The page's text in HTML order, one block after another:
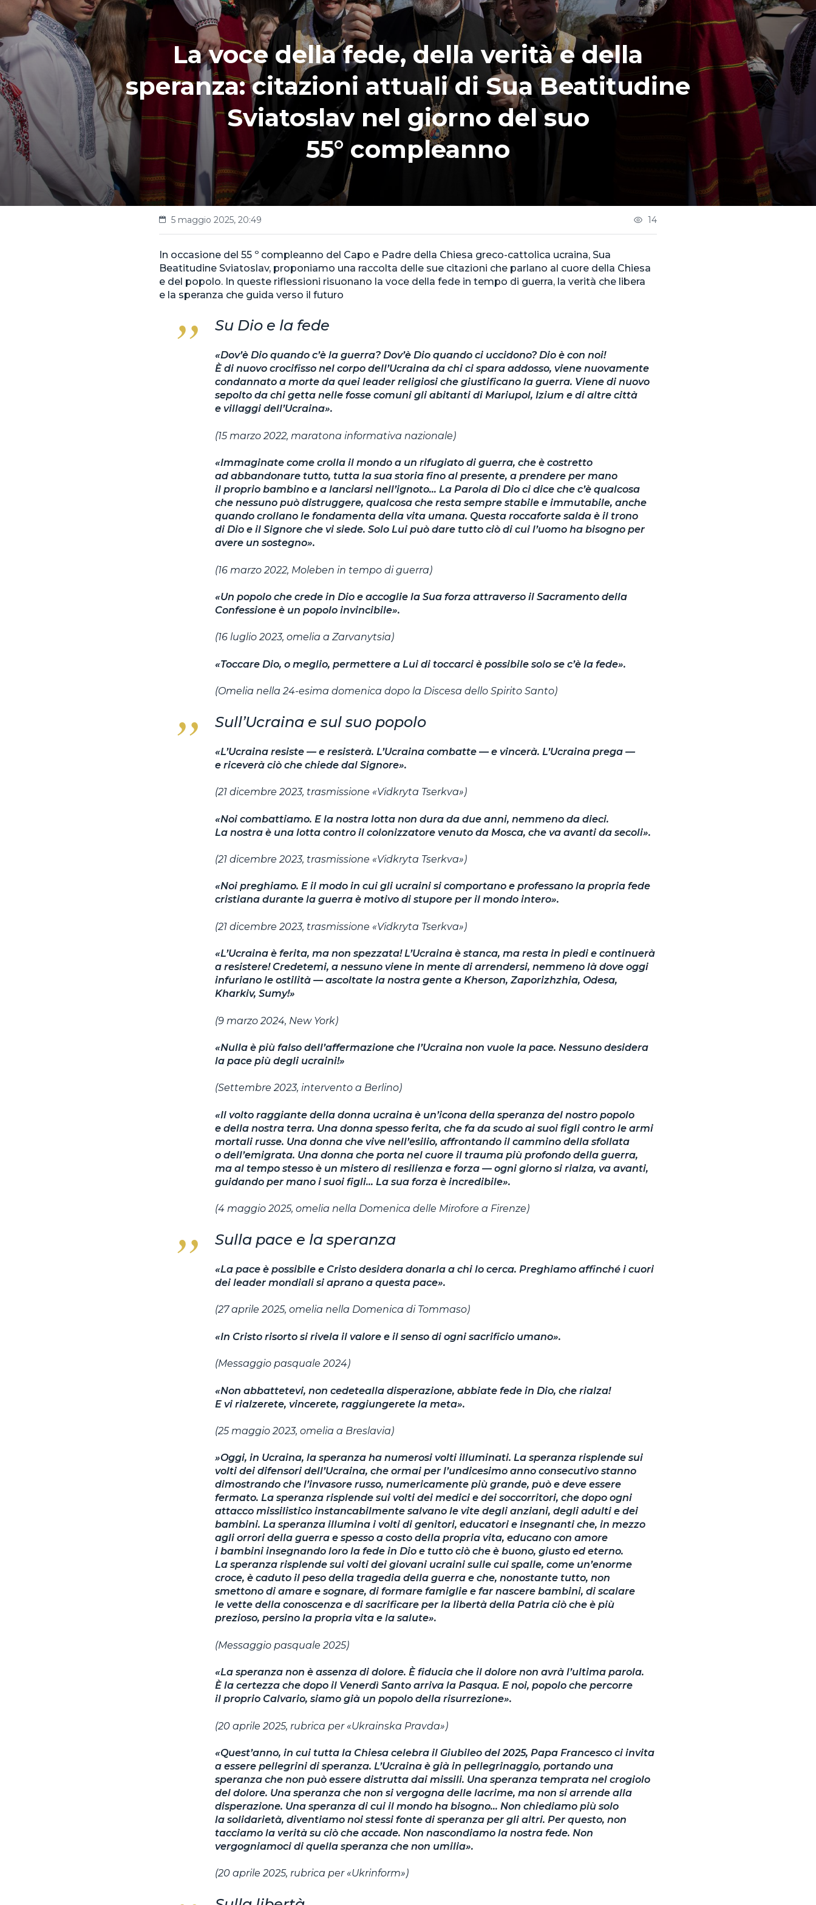
La voce della fede, della verità e della
speranza: citazioni attuali di Sua Beatitudine
Sviatoslav nel giorno del suo
55° compleanno
5 maggio 2025, 20:49 14
In occasione del 55 º compleanno del Capo e Padre della Chiesa greco-cattolica ucraina, Sua
Beatitudine Sviatoslav, proponiamo una raccolta delle sue citazioni che parlano al cuore della Chiesa
e del popolo. In queste riflessioni risuonano la voce della fede in tempo di guerra, la verità che libera
e la speranza che guida verso il futuro
Su Dio e la fede
«Dov’è Dio quando c’è la guerra? Dov’è Dio quando ci uccidono? Dio è con noi!
È di nuovo crocifisso nel corpo dell’Ucraina da chi ci spara addosso, viene nuovamente
condannato a morte da quei leader religiosi che giustificano la guerra. Viene di nuovo
sepolto da chi getta nelle fosse comuni gli abitanti di Mariupol, Izium e di altre città
e villaggi dell’Ucraina».
(15 marzo 2022, maratona informativa nazionale)
«Immaginate come crolla il mondo a un rifugiato di guerra, che è costretto
ad abbandonare tutto, tutta la sua storia fino al presente, a prendere per mano
il proprio bambino e a lanciarsi nell’ignoto… La Parola di Dio ci dice che c’è qualcosa
che nessuno può distruggere, qualcosa che resta sempre stabile e immutabile, anche
quando crollano le fondamenta della vita umana. Questa roccaforte salda è il trono
di Dio e il Signore che vi siede. Solo Lui può dare tutto ciò di cui l’uomo ha bisogno per
avere un sostegno».
(16 marzo 2022, Moleben in tempo di guerra)
«Un popolo che crede in Dio e accoglie la Sua forza attraverso il Sacramento della
Confessione è un popolo invincibile».
(16 luglio 2023, omelia a Zarvanytsia)
«Toccare Dio, o meglio, permettere a Lui di toccarci è possibile solo se c’è la fede».
(Omelia nella 24-esima domenica dopo la Discesa dello Spirito Santo)
Sull’Ucraina e sul suo popolo
«L’Ucraina resiste — e resisterà. L’Ucraina combatte — e vincerà. L’Ucraina prega —
e riceverà ciò che chiede dal Signore».
(21 dicembre 2023, trasmissione «Vidkryta Tserkva»)
«Noi combattiamo. E la nostra lotta non dura da due anni, nemmeno da dieci.
La nostra è una lotta contro il colonizzatore venuto da Mosca, che va avanti da secoli».
(21 dicembre 2023, trasmissione «Vidkryta Tserkva»)
«Noi preghiamo. E il modo in cui gli ucraini si comportano e professano la propria fede
cristiana durante la guerra è motivo di stupore per il mondo intero».
(21 dicembre 2023, trasmissione «Vidkryta Tserkva»)
«L’Ucraina è ferita, ma non spezzata! L’Ucraina è stanca, ma resta in piedi e continuerà
a resistere! Credetemi, a nessuno viene in mente di arrendersi, nemmeno là dove oggi
infuriano le ostilità — ascoltate la nostra gente a Kherson, Zaporizhzhia, Odesa,
Kharkiv, Sumy!»
(9 marzo 2024, New York)
«Nulla è più falso dell’affermazione che l’Ucraina non vuole la pace. Nessuno desidera
la pace più degli ucraini!»
(Settembre 2023, intervento a Berlino)
«Il volto raggiante della donna ucraina è un’icona della speranza del nostro popolo
e della nostra terra. Una donna spesso ferita, che fa da scudo ai suoi figli contro le armi
mortali russe. Una donna che vive nell’esilio, affrontando il cammino della sfollata
o dell’emigrata. Una donna che porta nel cuore il trauma più profondo della guerra,
ma al tempo stesso è un mistero di resilienza e forza — ogni giorno si rialza, va avanti,
guidando per mano i suoi figli… La sua forza è incredibile».
(4 maggio 2025, omelia nella Domenica delle Mirofore a Firenze)
Sulla pace e la speranza
«La pace è possibile e Cristo desidera donarla a chi lo cerca. Preghiamo affinché i cuori
dei leader mondiali si aprano a questa pace».
(27 aprile 2025, omelia nella Domenica di Tommaso)
«In Cristo risorto si rivela il valore e il senso di ogni sacrificio umano».
(Messaggio pasquale 2024)
«Non abbattetevi, non cedetealla disperazione, abbiate fede in Dio, che rialza!
E vi rialzerete, vincerete, raggiungerete la meta».
(25 maggio 2023, omelia a Breslavia)
»Oggi, in Ucraina, la speranza ha numerosi volti illuminati. La speranza risplende sui
volti dei difensori dell’Ucraina, che ormai per l’undicesimo anno consecutivo stanno
dimostrando che l’invasore russo, numericamente più grande, può e deve essere
fermato. La speranza risplende sui volti dei medici e dei soccorritori, che dopo ogni
attacco missilistico instancabilmente salvano le vite degli anziani, degli adulti e dei
bambini. La speranza illumina i volti di genitori, educatori e insegnanti che, in mezzo
agli orrori della guerra e spesso a costo della propria vita, educano con amore
i bambini insegnando loro la fede in Dio e tutto ciò che è buono, giusto ed eterno.
La speranza risplende sui volti dei giovani ucraini sulle cui spalle, come un’enorme
croce, è caduto il peso della tragedia della guerra e che, nonostante tutto, non
smettono di amare e sognare, di formare famiglie e far nascere bambini, di scalare
le vette della conoscenza e di sacrificare per la libertà della Patria ciò che è più
prezioso, persino la propria vita e la salute».
(Messaggio pasquale 2025)
«La speranza non è assenza di dolore. È fiducia che il dolore non avrà l’ultima parola.
È la certezza che dopo il Venerdì Santo arriva la Pasqua. E noi, popolo che percorre
il proprio Calvario, siamo già un popolo della risurrezione».
(20 aprile 2025, rubrica per «Ukrainska Pravda»)
«Quest’anno, in cui tutta la Chiesa celebra il Giubileo del 2025, Papa Francesco ci invita
a essere pellegrini di speranza. L’Ucraina è già in pellegrinaggio, portando una
speranza che non può essere distrutta dai missili. Una speranza temprata nel crogiolo
del dolore. Una speranza che non si vergogna delle lacrime, ma non si arrende alla
disperazione. Una speranza di cui il mondo ha bisogno… Non chiediamo più solo
la solidarietà, diventiamo noi stessi fonte di speranza per gli altri. Per questo, non
tacciamo la verità su ciò che accade. Non nascondiamo la nostra fede. Non
vergogniamoci di quella speranza che non umilia».
(20 aprile 2025, rubrica per «Ukrinform»)